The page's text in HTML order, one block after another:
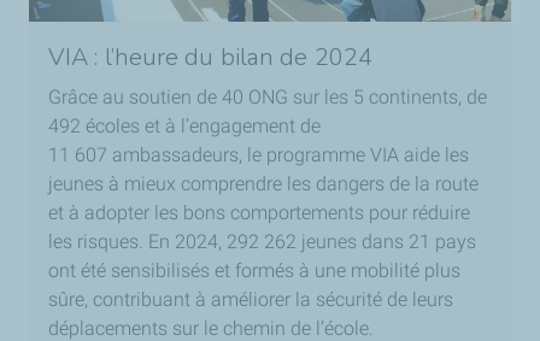
VIA : l’heure du bilan de 2024
Grâce au soutien de 40 ONG sur les 5 continents, de
492 écoles et à l’engagement de
11 607 ambassadeurs, le programme VIA aide les
jeunes à mieux comprendre les dangers de la route
et à adopter les bons comportements pour réduire
les risques. En 2024, 292 262 jeunes dans 21 pays
ont été sensibilisés et formés à une mobilité plus
sûre, contribuant à améliorer la sécurité de leurs
déplacements sur le chemin de l’école.